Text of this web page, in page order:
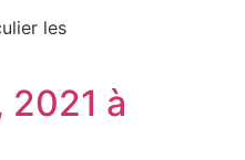
les
2021 à